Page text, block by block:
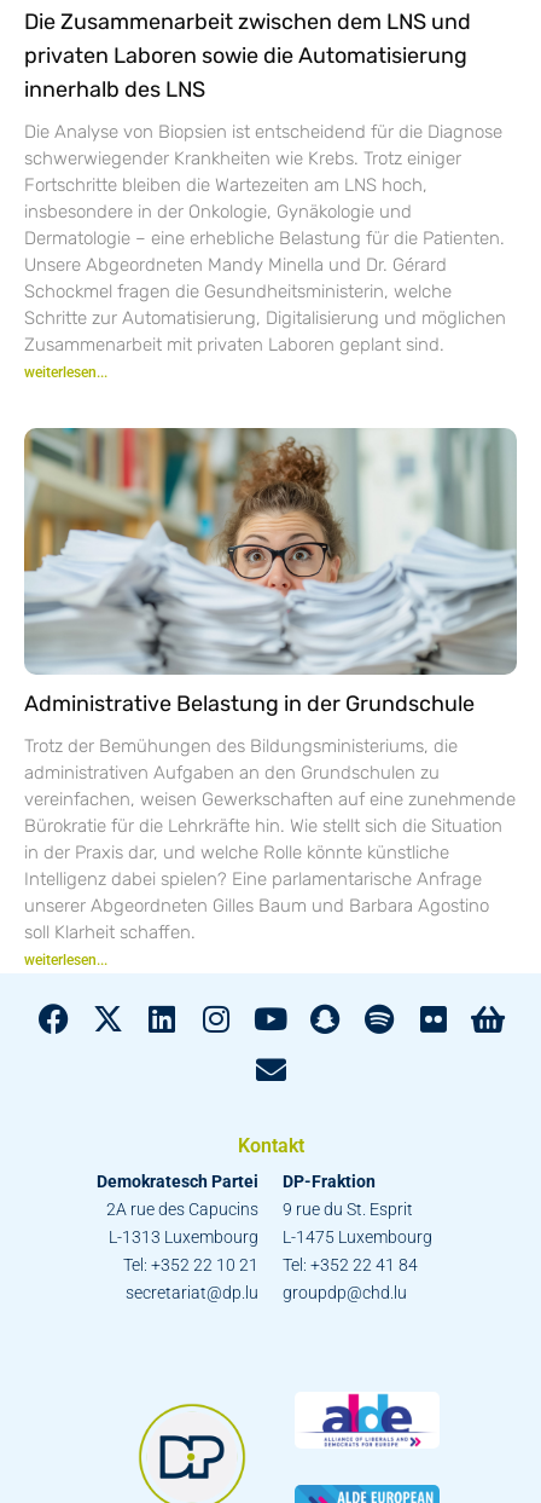
Die Zusammenarbeit zwischen dem LNS und
privaten Laboren sowie die Automatisierung
innerhalb des LNS
Die Analyse von Biopsien ist entscheidend für die Diagnose
schwerwiegender Krankheiten wie Krebs. Trotz einiger
Fortschritte bleiben die Wartezeiten am LNS hoch,
insbesondere in der Onkologie, Gynäkologie und
Dermatologie – eine erhebliche Belastung für die Patienten.
Unsere Abgeordneten Mandy Minella und Dr. Gérard
Schockmel fragen die Gesundheitsministerin, welche
Schritte zur Automatisierung, Digitalisierung und möglichen
Zusammenarbeit mit privaten Laboren geplant sind.
weiterlesen...
Administrative Belastung in der Grundschule
Trotz der Bemühungen des Bildungsministeriums, die
administrativen Aufgaben an den Grundschulen zu
vereinfachen, weisen Gewerkschaften auf eine zunehmende
Bürokratie für die Lehrkräfte hin. Wie stellt sich die Situation
in der Praxis dar, und welche Rolle könnte künstliche
Intelligenz dabei spielen? Eine parlamentarische Anfrage
unserer Abgeordneten Gilles Baum und Barbara Agostino
soll Klarheit schaffen.
weiterlesen...
Kontakt
Demokratesch Partei
2A rue des Capucins
L-1313 Luxembourg
Tel: +352 22 10 21
secretariat@dp.lu
DP-Fraktion
9 rue du St. Esprit
L-1475 Luxembourg
Tel: +352 22 41 84
groupdp@chd.lu